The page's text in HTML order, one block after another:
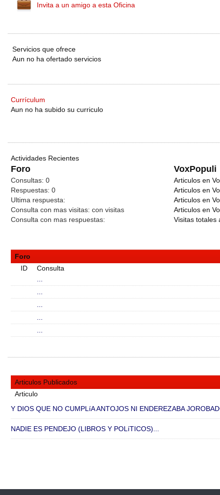
Invita a un amigo a esta Oficina
Servicios que ofrece
Aun no ha ofertado servicios
Currículum
Aun no ha subido su curriculo
Actividades Recientes
Foro VoxPopuli
Consultas: 0
Respuestas: 0
Ultima respuesta:
Consulta con mas visitas: con visitas
Consulta con mas respuestas:
Articulos en
Articulos en
Articulos en
Articulos en
Visitas totales
Foro
ID
Consulta
Articulos Publicados
Articulo
Y DIOS QUE NO CUMPLíA ANTOJOS NI ENDEREZABA
NADIE ES PENDEJO (LIBROS Y POLíTICOS)...